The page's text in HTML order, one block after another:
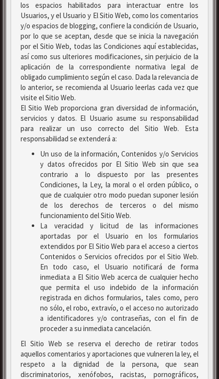
los espacios habilitados para interactuar entre los
Usuarios, y el Usuario y El Sitio Web, como los comentarios
y/o espacios de blogging, confiere la condición de Usuario,
por lo que se aceptan, desde que se inicia la navegación
por el Sitio Web, todas las Condiciones aquí establecidas,
así como sus ulteriores modificaciones, sin perjuicio de la
aplicación de la correspondiente normativa legal de
obligado cumplimiento según el caso. Dada la relevancia de
lo anterior, se recomienda al Usuario leerlas cada vez que
visite el Sitio Web.
El Sitio Web proporciona gran diversidad de información,
servicios y datos. El Usuario asume su responsabilidad
para realizar un uso correcto del Sitio Web. Esta
responsabilidad se extenderá a:
Un uso de la información, Contenidos y/o Servicios
y datos ofrecidos por El Sitio Web sin que sea
contrario a lo dispuesto por las presentes
Condiciones, la Ley, la moral o el orden público, o
que de cualquier otro modo puedan suponer lesión
de los derechos de terceros o del mismo
funcionamiento del Sitio Web.
La veracidad y licitud de las informaciones
aportadas por el Usuario en los formularios
extendidos por El Sitio Web para el acceso a ciertos
Contenidos o Servicios ofrecidos por el Sitio Web.
En todo caso, el Usuario notificará de forma
inmediata a El Sitio Web acerca de cualquier hecho
que permita el uso indebido de la información
registrada en dichos formularios, tales como, pero
no sólo, el robo, extravío, o el acceso no autorizado
a identificadores y/o contraseñas, con el fin de
proceder a su inmediata cancelación.
El Sitio Web se reserva el derecho de retirar todos
aquellos comentarios y aportaciones que vulneren la ley, el
respeto a la dignidad de la persona, que sean
discriminatorios, xenófobos, racistas, pornográficos,